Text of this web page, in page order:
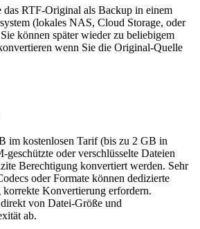
das RTF-Original als Backup in einem
(lokales NAS, Cloud Storage, oder
können später wieder zu beliebigem
wenn Sie die Original-Quelle
im kostenlosen Tarif (bis zu 2 GB in
geschützte oder verschlüsselte Dateien
Berechtigung konvertiert werden. Sehr
oder Formate können dedizierte
Konvertierung erfordern.
von Datei-Größe und
ab.